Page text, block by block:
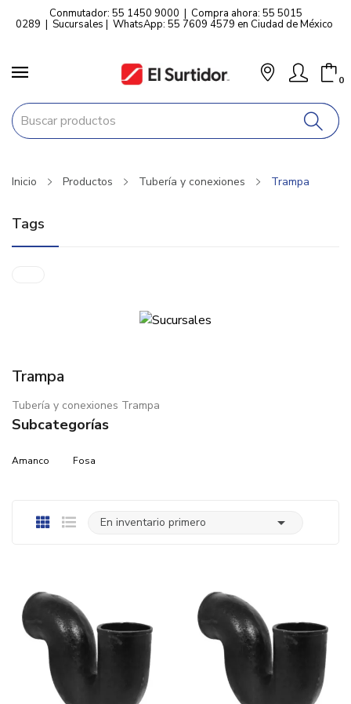
Conmutador: 55 1450 9000 | Compra ahora: 55 5015
0289 | Sucursales | WhatsApp: 55 7609 4579 en Ciudad de México
0
Inicio Productos Tubería y conexiones Trampa
Tags
Trampa
Tubería y conexiones Trampa
Subcategorías
Amanco Fosa
En inventario primero 